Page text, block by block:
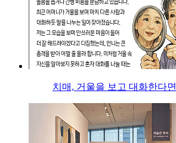
치매, 거울을 보고 대화한다면